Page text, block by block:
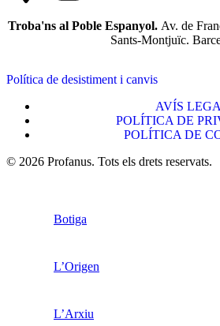
Troba'ns al Poble Espanyol. Av. de
Sants-Montjuïc.
Política de desistiment i canvis
AVÍS
POLÍTICA DE
POLÍTICA DE
© 2026 Profanus. Tots els drets reservats.
Botiga
L’Origen
L’Arxiu